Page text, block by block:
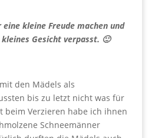
kleine Freude machen und
Gesicht verpasst. 🙂
den Mädels als
bis zu letzt nicht was für
beim Verzieren habe ich ihnen
Schneemänner